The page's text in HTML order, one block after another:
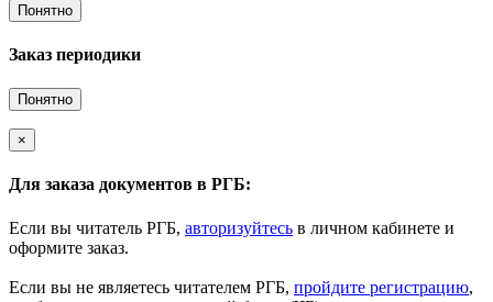
Понятно
Заказ периодики
Понятно
×
Для заказа документов в РГБ:
Если вы читатель РГБ, авторизуйтесь в личном кабинете и
оформите заказ.
Если вы не являетесь читателем РГБ, пройдите регистрацию,